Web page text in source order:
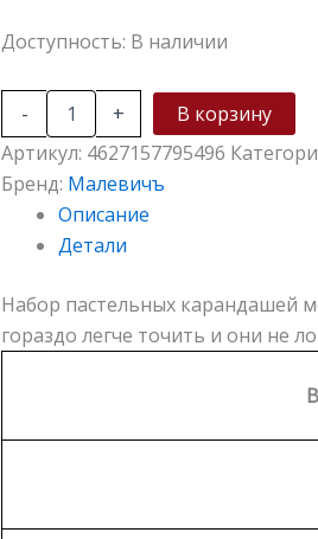
Доступность: В наличии
- +
В корзину
Артикул: 4627157795496
Бренд: Малевичъ
Описание
Детали
Набор пастельных карандашей
гораздо легче точить и они не